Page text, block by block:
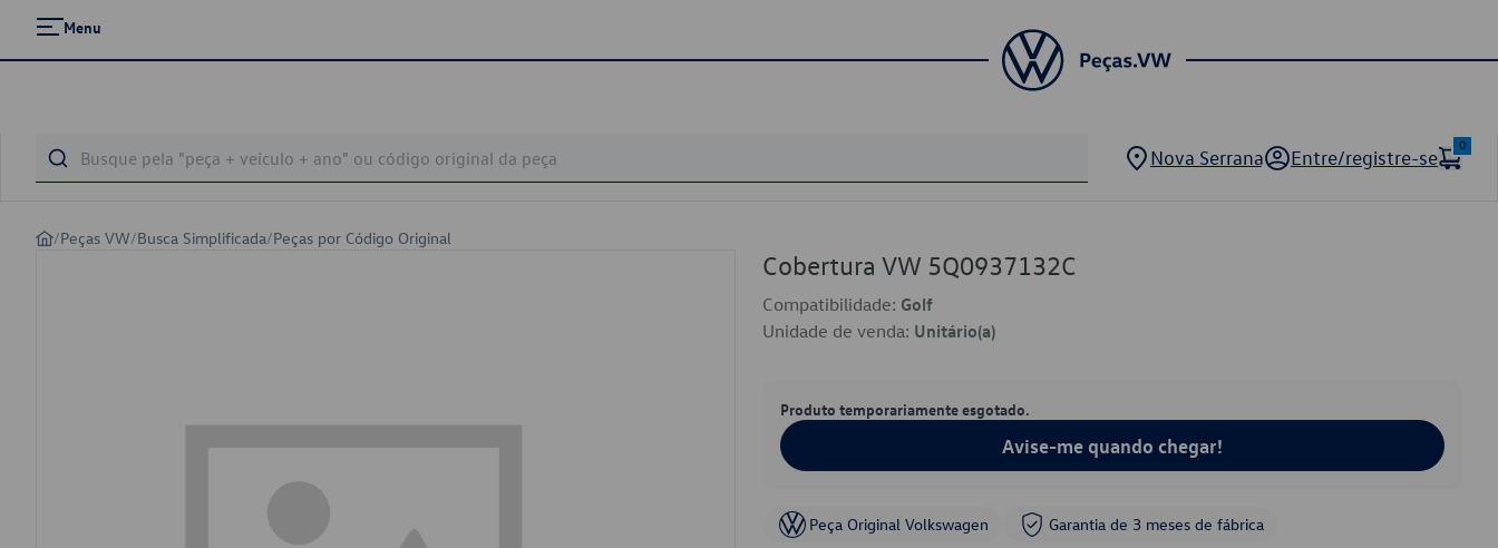
Menu
Nova Serrana Entre/registre-se
0
/Peças VW/Busca Simplificada/Peças por Código Original
Cobertura VW 5Q0937132C
Compatibilidade: Golf
Unidade de venda: Unitário(a)
Produto temporariamente esgotado.
Avise-me quando chegar!
Peça Original Volkswagen Garantia de 3 meses de fábrica